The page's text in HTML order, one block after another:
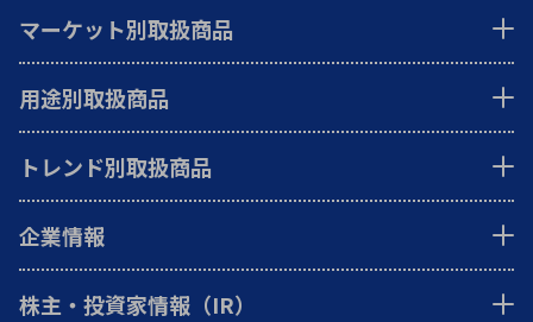
マーケット別取扱商品
用途別取扱商品
トレンド別取扱商品
企業情報
株主・投資家情報（IR）